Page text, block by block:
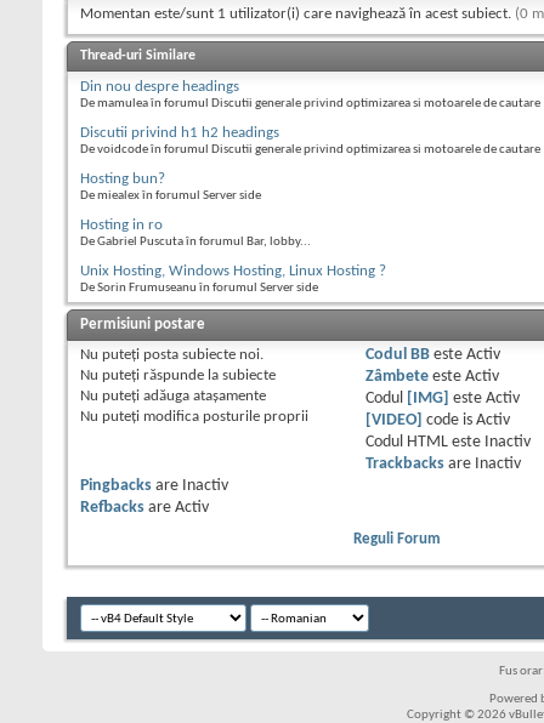
Momentan este/sunt 1 utilizator(i) care navighează în acest subiect. (0
Thread-uri Similare
Din nou despre headings
De mamulea în forumul Discutii generale privind optimizarea si motoarele de cautare
Discutii privind h1 h2 headings
De voidcode în forumul Discutii generale privind optimizarea si motoarele de cautare
Hosting bun?
De miealex în forumul Server side
Hosting in ro
De Gabriel Puscuta în forumul Bar, lobby...
Unix Hosting, Windows Hosting, Linux Hosting ?
De Sorin Frumuseanu în forumul Server side
Permisiuni postare
Nu puteţi posta subiecte noi.
Nu puteţi răspunde la subiecte
Nu puteţi adăuga ataşamente
Nu puteţi modifica posturile proprii
Codul BBeste Activ
Zâmbeteeste Activ
Codul
[IMG] este Activ
[VIDEO]
code is Activ
Codul HTML este
Inactiv
Trackbacksare
Inactiv
Pingbacks are
Inactiv
Refbacks are Activ
Reguli Forum
Fus
Powered
Copyright © 2026